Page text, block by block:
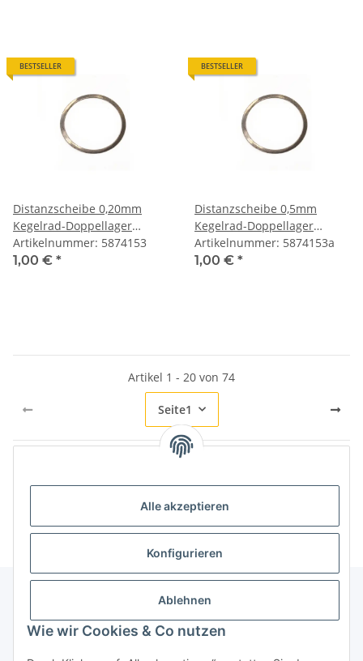
Alle akzeptieren
Konfigurieren
Ablehnen
Wie wir Cookies & Co nutzen
BESTSELLER
Distanzscheibe 0,20mm
Kegelrad-Doppellager
Endantrieb Ural, Dnepr,
K750, M72.
Artikelnummer: 5874153
1,00 € *
BESTSELLER
Distanzscheibe 0,5mm
Kegelrad-Doppellager
Endantrieb Ural, Dnepr,
K750, M72.
Artikelnummer: 5874153a
1,00 € *
Artikel 1 - 20 von 74
Seite1
Informationen